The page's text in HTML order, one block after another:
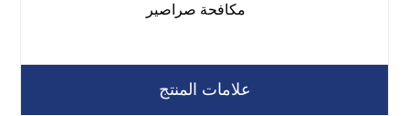
مكافحة صراصير
علامات المنتج